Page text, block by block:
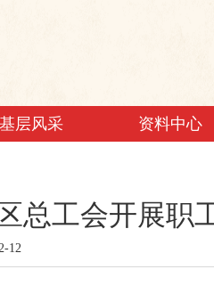
基层风采 资料中心
总工会开展职
12